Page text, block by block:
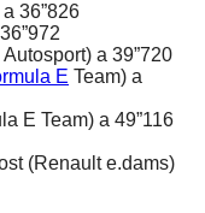
36”826
a 39”720
E Team) a
E Team) a 49”116
(Renault e.dams)